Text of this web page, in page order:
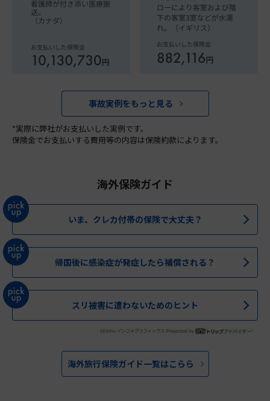
事故実例をもっと見る
*実際に弊社がお支払いした実例です。
保険金でお支払いする費用等の内容は保険約款によります。
海外保険ガイド
いま、クレカ付帯の保険で大丈夫？
帰国後に感染症が発症したら補償される？
スリ被害に遭わないためのヒント
海外旅行保険ガイド一覧はこらら